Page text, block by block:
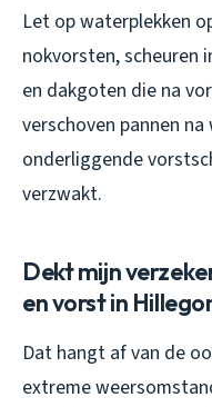
Let op waterplekken
nokvorsten, scheuren
en dakgoten die na
verschoven pannen
onderliggende
verzwakt.
Dekt mijn
en vorst in
Dat hangt af van de
extreme